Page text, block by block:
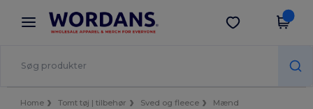
× Wordans-app
Bedre priser i appen!
Hent app
Home Tomt tøj | tilbehør Sved og fleece
Mænd